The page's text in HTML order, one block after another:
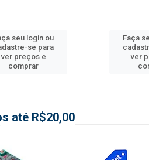
seu login ou
se para
ver preços e
comprar
Faça
ver
até R$20,00